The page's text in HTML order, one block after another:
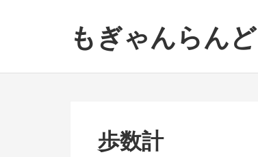
ビ
ゲ
ン
テ
もぎゃんらんど
歩数計